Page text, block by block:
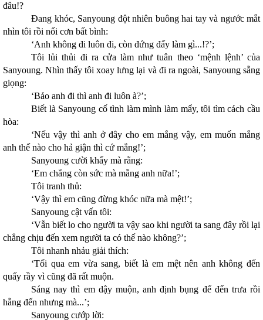
đâu!?
Đang khóc, Sanyoung đột nhiên buông hai tay và ngước mắt
nhìn tôi rồi nổi cơn bất bình:
‘Anh không đi luôn đi, còn đứng đấy làm gì...!?’;
Tôi lủi thủi đi ra cửa làm như tuân theo ‘mệnh lệnh’ của
Sanyoung. Nhìn thấy tôi xoay lưng lại và đi ra ngoài, Sanyoung sẵng
giọng:
‘Bảo anh đi thì anh đi luôn à?’;
Biết là Sanyoung cố tình làm mình làm mẩy, tôi tìm cách cầu
hòa:
‘Nếu vậy thì anh ở đây cho em mắng vậy, em muốn mắng
anh thế nào cho hả giận thì cứ mắng!’;
Sanyoung cười khẩy mà rằng:
‘Em chẳng còn sức mà mắng anh nữa!’;
Tôi tranh thủ:
‘Vậy thì em cũng đừng khóc nữa mà mệt!’;
Sanyoung cật vấn tôi:
‘Vẫn biết lo cho người ta vậy sao khi người ta sang đây rồi lại
chẳng chịu đến xem người ta có thế nào không?’;
Tôi nhanh nhảu giải thích:
‘Tối qua em vừa sang, biết là em mệt nên anh không đến
quấy rầy vì cũng đã rất muộn.
Sáng nay thì em dậy muộn, anh định bụng để đến trưa rồi
hẵng đến nhưng mà...’;
Sanyoung cướp lời: